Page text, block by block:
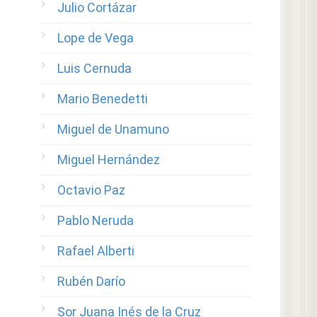
Julio Cortázar
Lope de Vega
Luis Cernuda
Mario Benedetti
Miguel de Unamuno
Miguel Hernández
Octavio Paz
Pablo Neruda
Rafael Alberti
Rubén Darío
Sor Juana Inés de la Cruz